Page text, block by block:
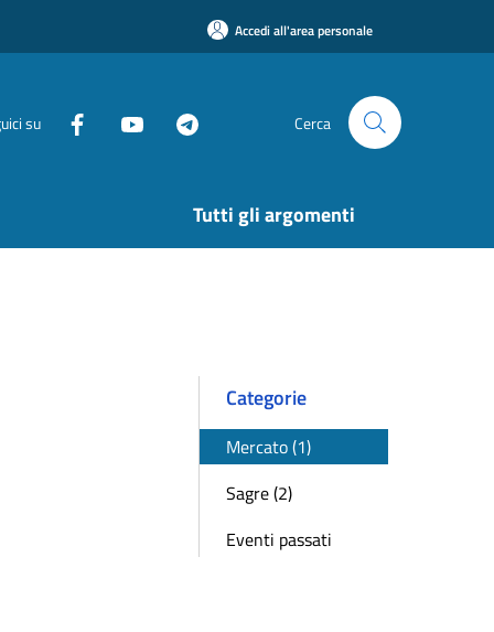
Accedi all'area personale
su Cerca
Tutti gli argomenti
Categorie
Mercato (1)
Sagre (2)
Eventi passati